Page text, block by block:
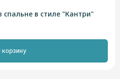
в стиле "Кантри"
корзину